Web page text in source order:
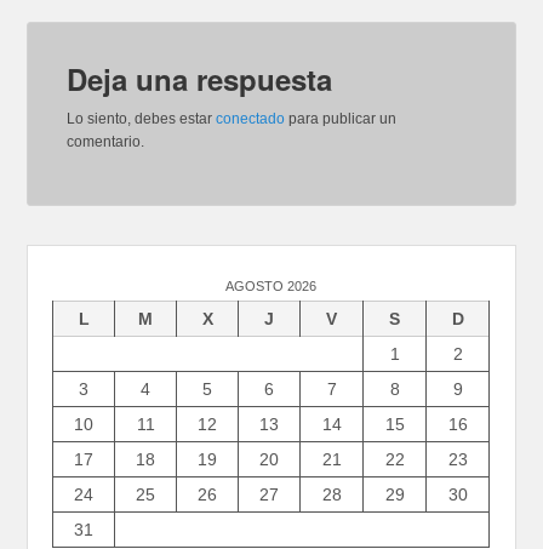
Deja una respuesta
Lo siento, debes estarconectado para publicar un
comentario.
AGOSTO 2026
L M X J V S
D
1
2
3
4 5 6 7 8
9
10
11 12 13 14 15
16
17
18 19 20 21 22
23
24
25 26 27 28 29
30
31